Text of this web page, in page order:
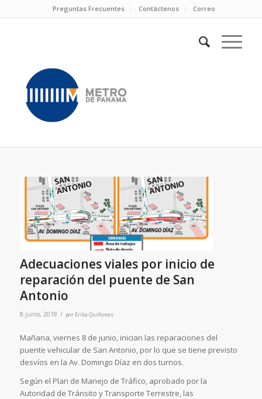
Preguntas Frecuentes Contáctenos Correo
Adecuaciones viales por inicio de
reparación del puente de San
Antonio
8 junio, 2018 / por Erika Quiñones
Mañana, viernes 8 de junio, inician las reparaciones del
puente vehicular de San Antonio, por lo que se tiene previsto
desvíos en la Av. Domingo Díaz en dos turnos.
Según el Plan de Manejo de Tráfico, aprobado por la
Autoridad de Tránsito y Transporte Terrestre, las